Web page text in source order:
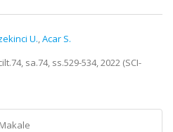
U.,Acar S.
sa.74, ss.529-534, 2022 (SCI-